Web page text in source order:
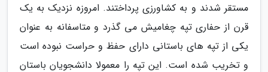
مستقر شدند و به کشاورزی پرداختند. امروزه نزدیک به یک
قرن از حفاری تپه چغامیش می گذرد و متاسفانه به عنوان
یکی از تپه های باستانی دارای حفظ و حراست نبوده است
و تخریب شده است. این تپه را معمولا دانشجویان باستان